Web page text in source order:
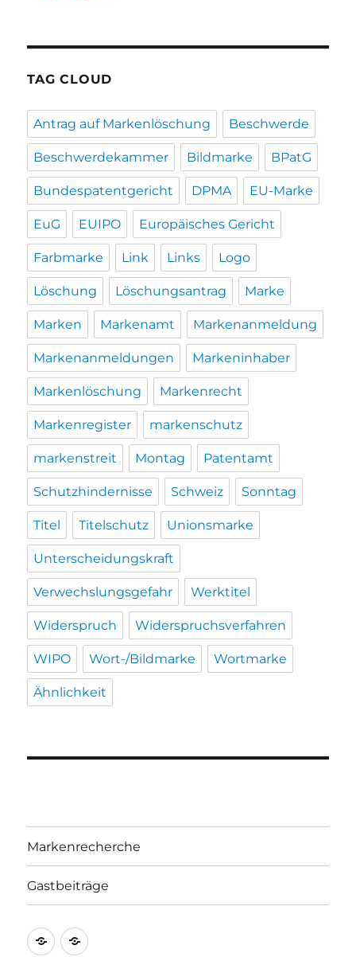
TAG CLOUD
Antrag auf Markenlöschung Beschwerde
Beschwerdekammer Bildmarke BPatG
Bundespatentgericht DPMA EU-Marke
EuG EUIPO Europäisches Gericht
Farbmarke Link Links Logo
Löschung Löschungsantrag Marke
Marken Markenamt Markenanmeldung
Markenanmeldungen Markeninhaber
Markenlöschung Markenrecht
Markenregister markenschutz
markenstreit Montag Patentamt
Schutzhindernisse Schweiz Sonntag
Titel Titelschutz Unionsmarke
Unterscheidungskraft
Verwechslungsgefahr Werktitel
Widerspruch Widerspruchsverfahren
WIPO Wort-/Bildmarke Wortmarke
Ähnlichkeit
Markenrecherche
Gastbeiträge
Markenrecherche
Gastbeiträge